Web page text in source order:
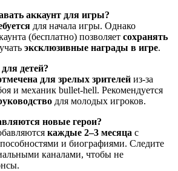
аккаунт для игры?
для начала игры. Однако
(бесплатно) позволяет сохранять
эксклюзивные награды в игре.
детей?
для зрелых зрителей из-за
и механик bullet-hell. Рекомендуется
для молодых игроков.
новые герои?
каждые 2–3 месяца с
и биографиями. Следите
каналами, чтобы не